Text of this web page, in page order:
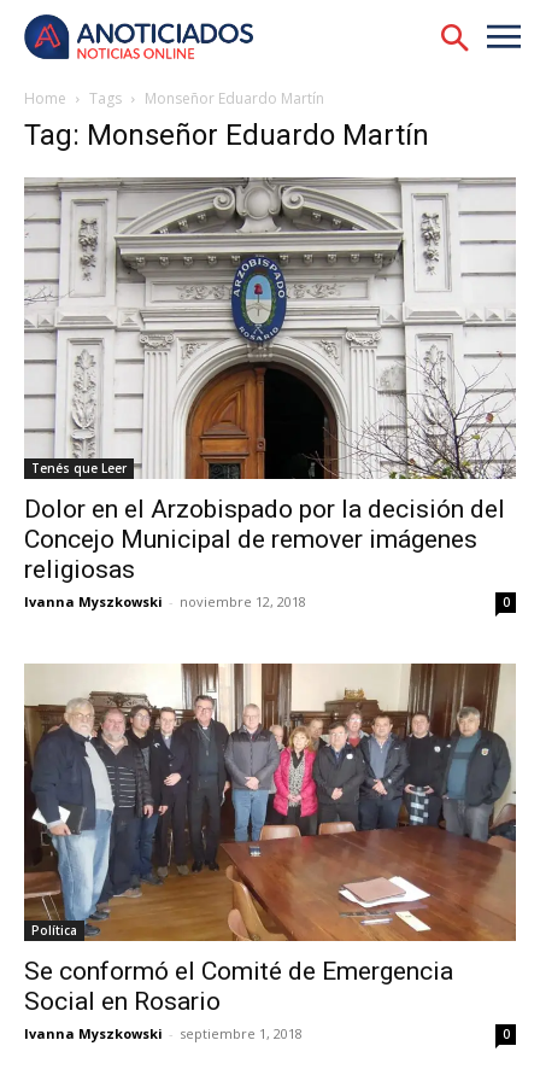
Home Tags Monseñor Eduardo Martín
Tag: Monseñor Eduardo Martín
Tenés que Leer
Dolor en el Arzobispado por la decisión del
Concejo Municipal de remover imágenes
religiosas
Ivanna Myszkowski - noviembre 12, 2018 0
Política
Se conformó el Comité de Emergencia
Social en Rosario
Ivanna Myszkowski - septiembre 1, 2018 0